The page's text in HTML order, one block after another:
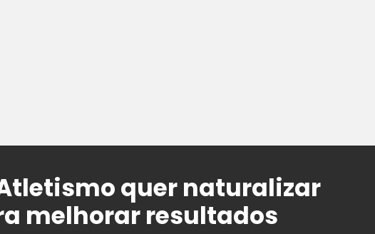
quer naturalizar
melhorar resultados